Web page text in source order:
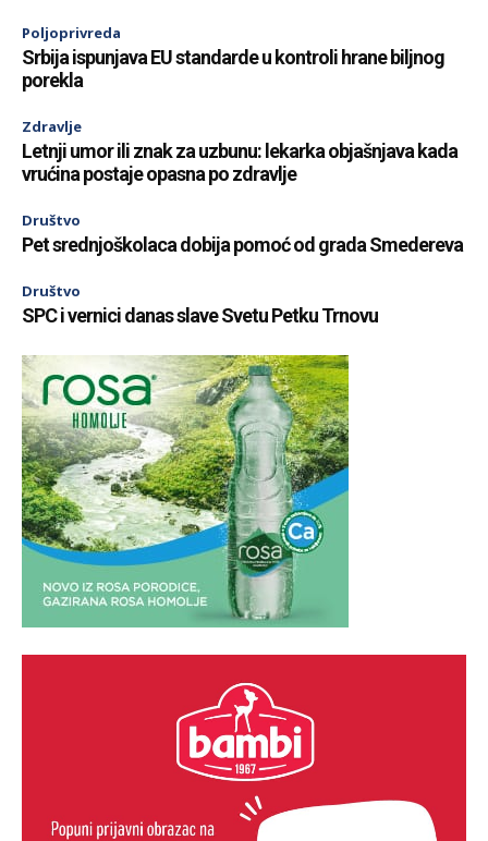
Poljoprivreda
Srbija ispunjava EU standarde u kontroli hrane biljnog
porekla
Zdravlje
Letnji umor ili znak za uzbunu: lekarka objašnjava kada
vrućina postaje opasna po zdravlje
Društvo
Pet srednjoškolaca dobija pomoć od grada Smedereva
Društvo
SPC i vernici danas slave Svetu Petku Trnovu